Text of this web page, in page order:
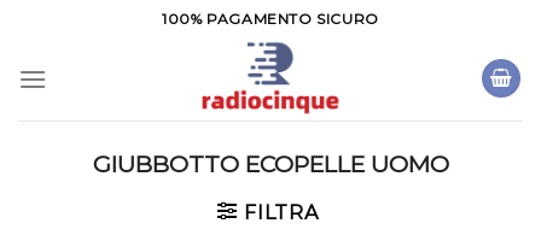
contenuti
100% PAGAMENTO SICURO
GIUBBOTTO ECOPELLE UOMO
FILTRA